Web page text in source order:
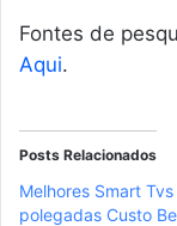
Fontes de
Aqui.
Posts Relacionados
Melhores Smart
polegadas Custo